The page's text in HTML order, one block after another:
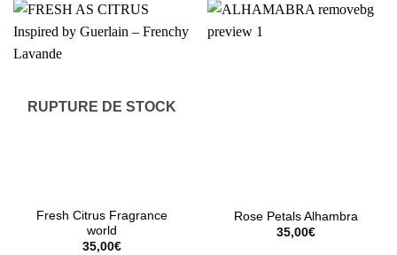
RUPTURE DE STOCK
Fresh Citrus Fragrance
world
35,00€
Rose Petals Alhambra
35,00€